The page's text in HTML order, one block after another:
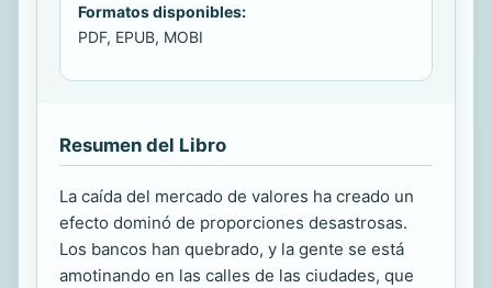
Formatos disponibles:
PDF, EPUB, MOBI
Resumen del Libro
La caída del mercado de valores ha creado un
efecto dominó de proporciones desastrosas.
Los bancos han quebrado, y la gente se está
amotinando en las calles de las ciudades, que